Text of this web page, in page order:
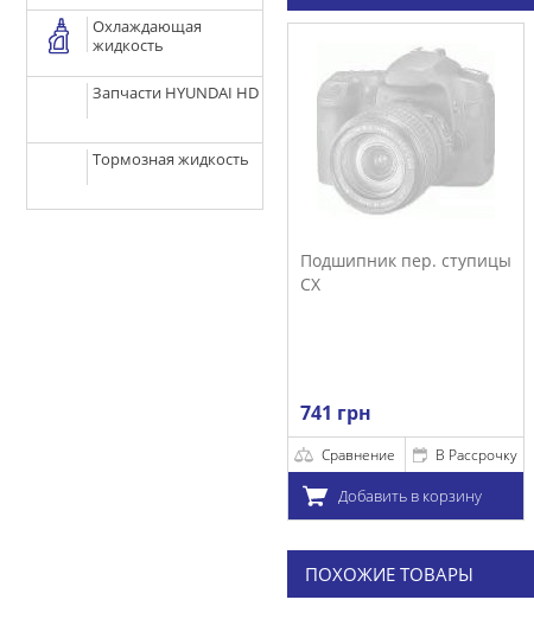
Охлаждающая
жидкость
Запчасти HYUNDAI HD
Тормозная жидкость
Подшипник пер. ступицы
CX
741 грн
Сравнение В Рассрочку
Добавить в корзину
ПОХОЖИЕ ТОВАРЫ